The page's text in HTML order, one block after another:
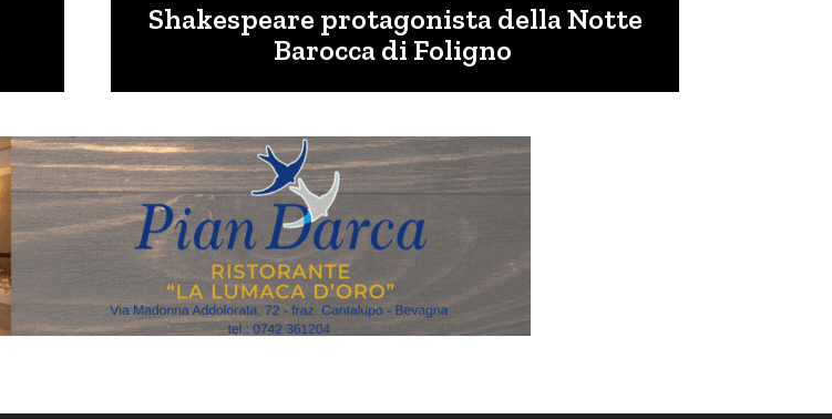
Shakespeare protagonista della Notte
Barocca di Foligno